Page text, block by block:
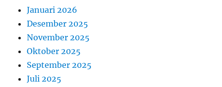
Januari 2026
Desember 2025
November 2025
Oktober 2025
September 2025
Juli 2025